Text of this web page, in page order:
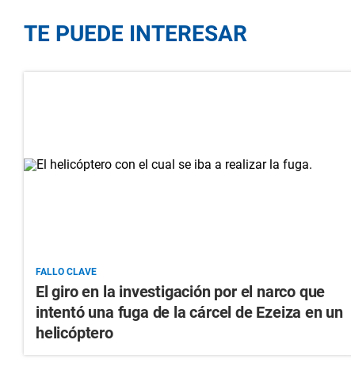
TE PUEDE INTERESAR
FALLO CLAVE
El giro en la investigación por el narco que
intentó una fuga de la cárcel de Ezeiza en un
helicóptero